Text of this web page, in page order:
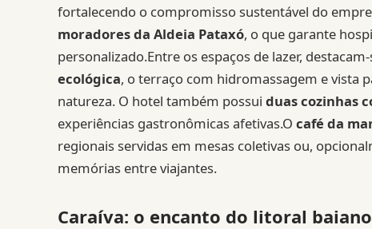
fortalecendo o compromisso sustentável do
moradores da Aldeia Pataxó, o que garante
personalizado.Entre os espaços de lazer, destacam-
ecológica, o terraço com hidromassagem e vista
natureza. O hotel também possui duas cozinhas
experiências gastronômicas afetivas.O café da
regionais servidas em mesas coletivas ou,
memórias entre viajantes.
Caraíva: o encanto do litoral baiano